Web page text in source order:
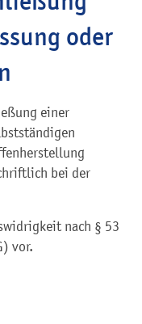
oder
einer
bei der
nach § 53
vor.